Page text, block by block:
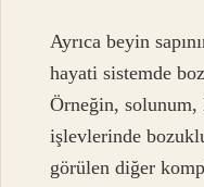
Ayrıca beyin
hayati sistemde
Örneğin, solunum,
işlevlerinde
görülen diğer